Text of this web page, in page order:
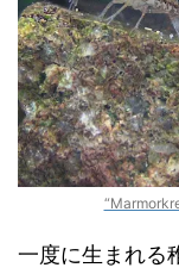
一度に生まれる